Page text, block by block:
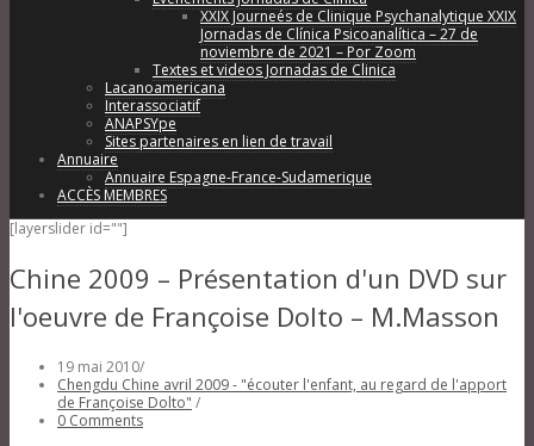
XXIX Journeés de Clinique Psychanalytique XXIX
Jornadas de Clínica Psicoanalítica – 27 de
noviembre de 2021 – Por Zoom
Textes et videos Jornadas de Clinica
Lacanoamericana
Interassociatif
ANAPSYpe
Sites partenaires en lien de travail
Annuaire
Annuaire Espagne-France-Sudamerique
ACCÈS MEMBRES
[layerslider id=""]
Chine 2009 – Présentation d'un DVD sur
l'oeuvre de Françoise Dolto – M.Masson
19 mai 2010/
Chengdu Chine avril 2009 - "écouter l'enfant, au regard de l'apport
de Françoise Dolto" /
0 Comments